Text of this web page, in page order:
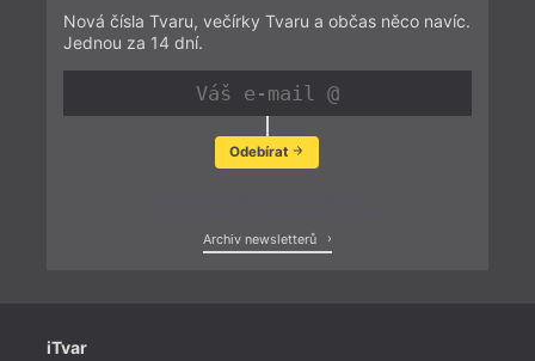
Nová čísla Tvaru, večírky Tvaru a občas něco navíc.
Jednou za 14 dní.
Odebírat
Archiv newsletterů
iTvar